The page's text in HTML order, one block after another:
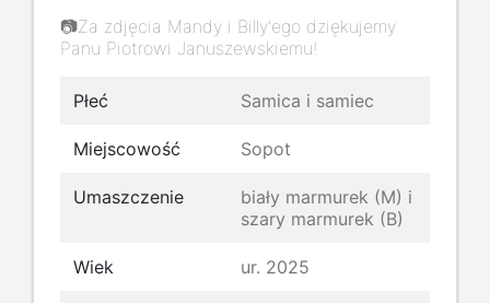
📷Za zdjęcia Mandy i Billy'ego dziękujemy
Panu Piotrowi Januszewskiemu!
Płeć Samica i samiec
Miejscowość Sopot
Umaszczenie
biały marmurek (M) i
szary marmurek (B)
Wiek ur. 2025